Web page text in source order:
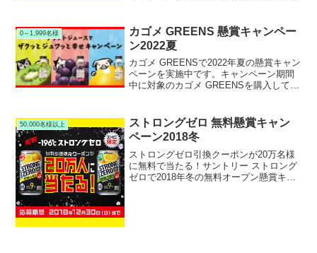
子の抱き枕などが当たります。
0～1,999名様
カゴメ GREENS 懸賞キャンペー
ン2022夏
カゴメ GREENSで2022年夏の懸賞キャン
ペーンを実施中です。キャンペーン期間
中に対象のカゴメ GREENSを購入して応
水Bluetoothスピーカーが当たります。
50,000名様以上
ストロングゼロ 無料懸賞キャン
ペーン2018冬
ストロングゼロ引換クーポンが20万名様
に無料で当たる！サントリー ストロング
ゼロで2018年冬の無料オープン懸賞キャ